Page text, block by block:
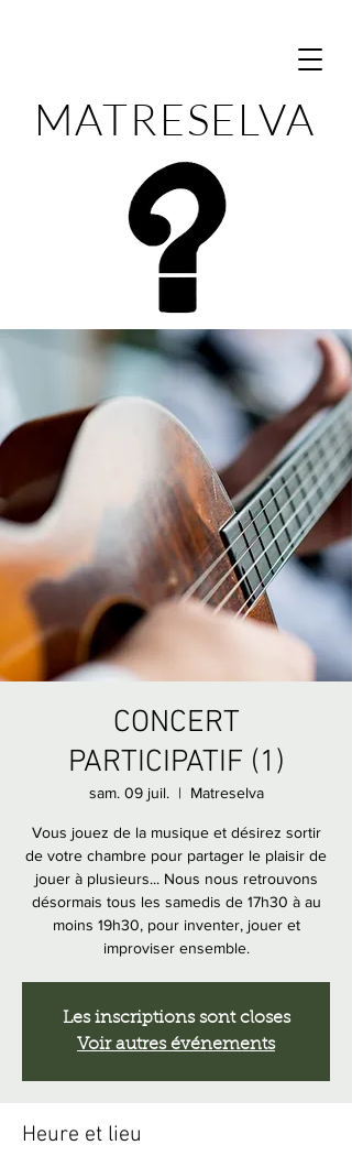
MATRESELVA
CONCERT
PARTICIPATIF (1)
sam. 09 juil.
  |
Matreselva
Vous jouez de la musique et désirez sortir
de votre chambre pour partager le plaisir de
jouer à plusieurs... Nous nous retrouvons
désormais tous les samedis de 17h30 à au
moins 19h30, pour inventer, jouer et
improviser ensemble.
Les inscriptions sont closes
Voir autres événements
Heure et lieu